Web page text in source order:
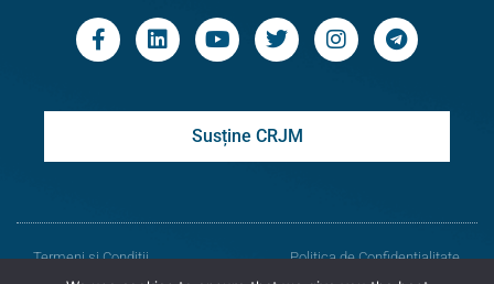
Susține CRJM
Termeni și Condiții
Politica de Confidențialitate